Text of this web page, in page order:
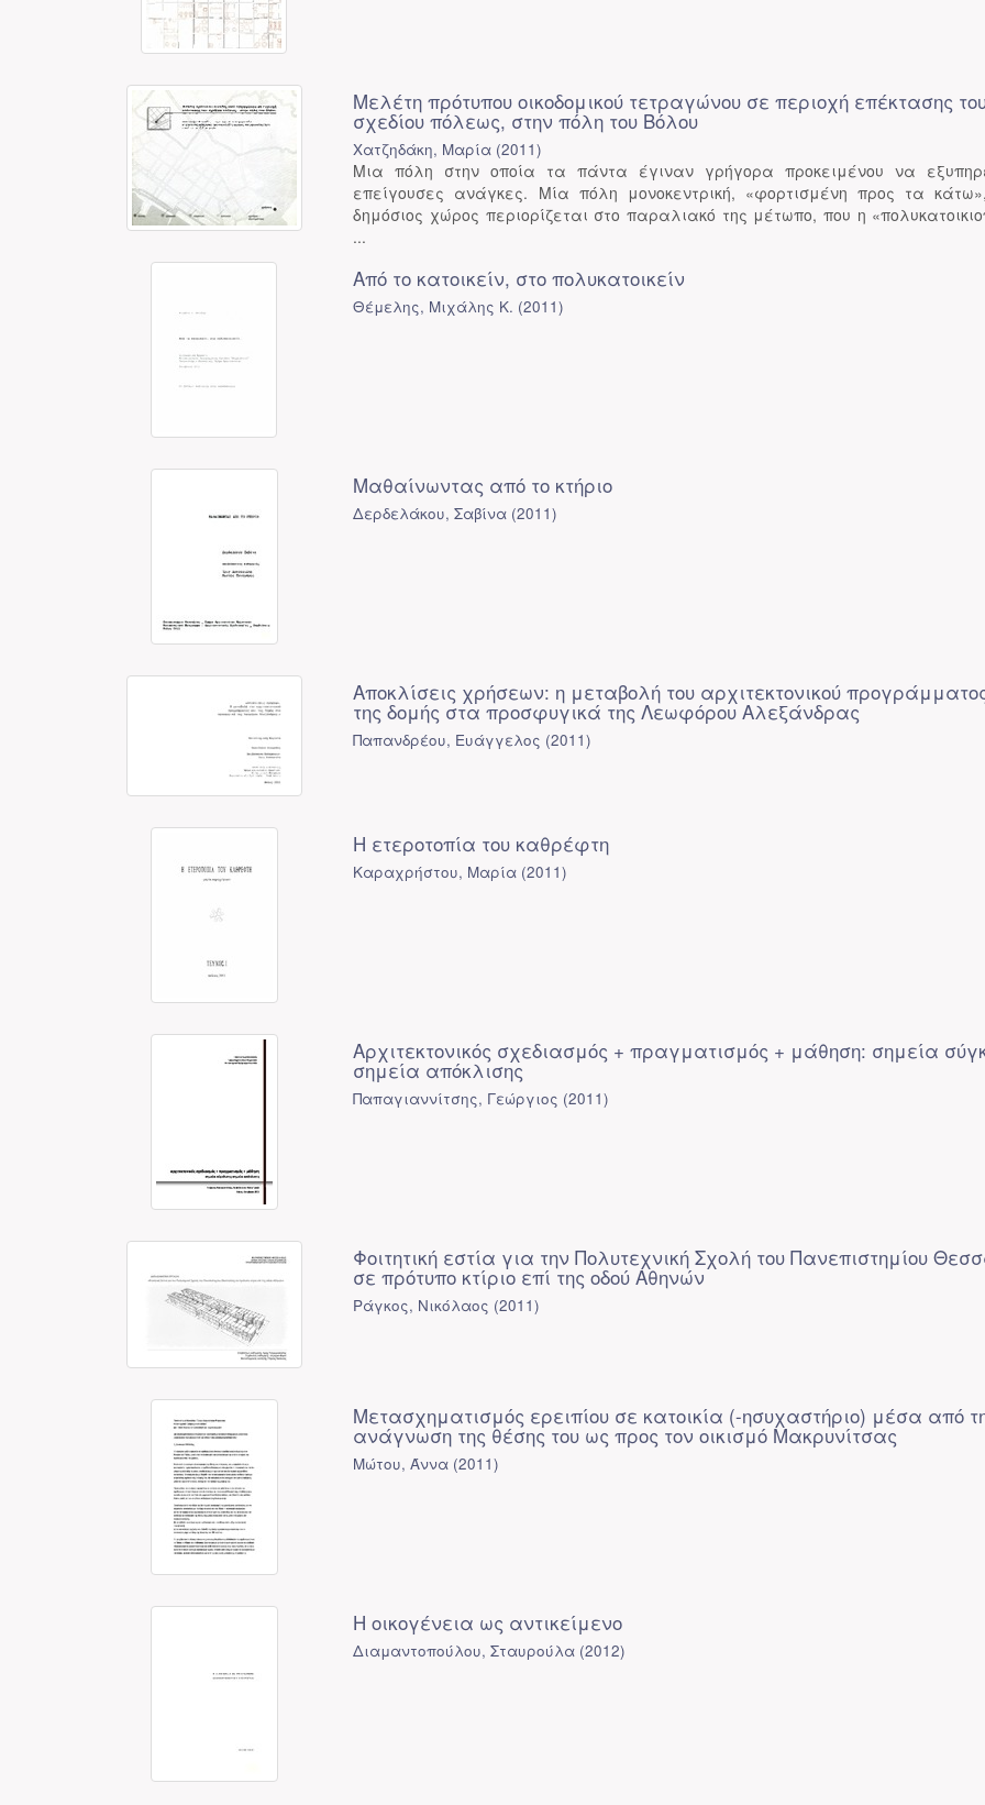
Μελέτη πρότυπου οικοδομικού τετραγώνου σε περιοχή επέκτασης
σχεδίου πόλεως, στην πόλη του Βόλου
Χατζηδάκη, Μαρία (2011)
Μια πόλη στην οποία τα πάντα έγιναν γρήγορα προκειμένου να
επείγουσες ανάγκες. Μία πόλη μονοκεντρική, «φορτισμένη προς τα
δημόσιος χώρος περιορίζεται στο παραλιακό της μέτωπο, που η
...
Από το κατοικείν, στο πολυκατοικείν
Θέμελης, Μιχάλης Κ. (2011)
Μαθαίνωντας από το κτήριο
Δερδελάκου, Σαβίνα (2011)
Αποκλίσεις χρήσεων: η μεταβολή του αρχιτεκτονικού
της δομής στα προσφυγικά της Λεωφόρου Αλεξάνδρας
Παπανδρέου, Ευάγγελος (2011)
Η ετεροτοπία του καθρέφτη
Καραχρήστου, Μαρία (2011)
Αρχιτεκτονικός σχεδιασμός + πραγματισμός + μάθηση: σημεία
σημεία απόκλισης
Παπαγιαννίτσης, Γεώργιος (2011)
Φοιτητική εστία για την Πολυτεχνική Σχολή του Πανεπιστημίου
σε πρότυπο κτίριο επί της οδού Αθηνών
Ράγκος, Νικόλαος (2011)
Μετασχηματισμός ερειπίου σε κατοικία (-ησυχαστήριο) μέσα από
ανάγνωση της θέσης του ως προς τον οικισμό Μακρυνίτσας
Μώτου, Άννα (2011)
Η οικογένεια ως αντικείμενο
Διαμαντοπούλου, Σταυρούλα (2012)